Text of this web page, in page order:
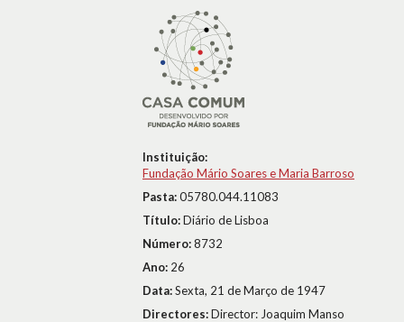
Instituição:
Fundação Mário Soares e Maria Barroso
Pasta:05780.044.11083
Título:Diário de Lisboa
Número:8732
Ano: 26
Data:Sexta, 21 de Março de 1947
Directores:Director: Joaquim Manso